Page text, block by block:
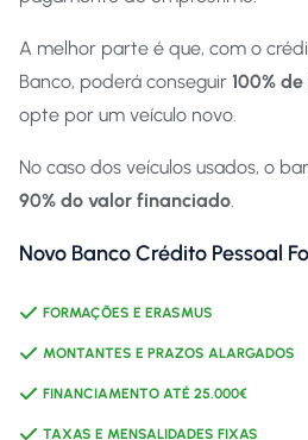
A melhor parte é que, com o
Banco, poderá conseguir 100%
opte por um veículo novo.
No caso dos veículos usados, o
90% do valor financiado.
Novo Banco Crédito Pessoal
FORMAÇÕES E ERASMUS
MONTANTES E PRAZOS ALARGADOS
FINANCIAMENTO ATÉ 25.000€
TAXAS E MENSALIDADES FIXAS